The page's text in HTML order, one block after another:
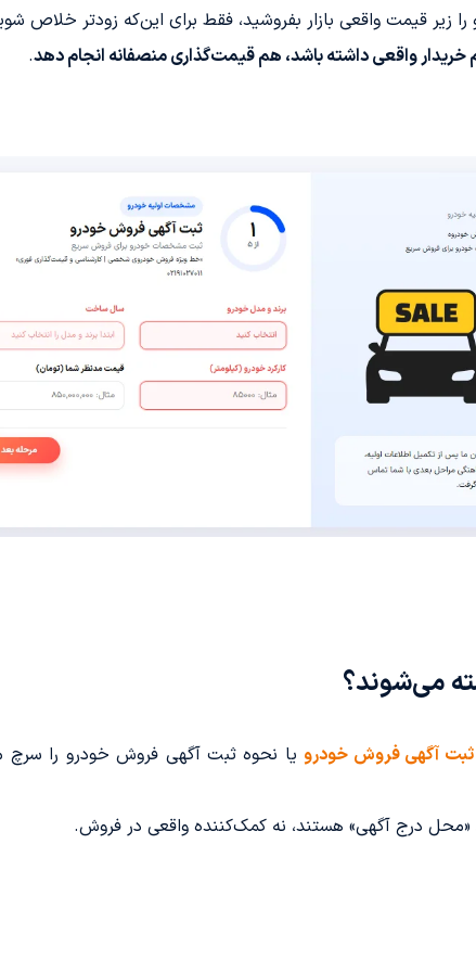
زیر قیمت واقعی بازار بفروشید، فقط برای این‌که زودتر خلاص
خریدار واقعی داشته باشد، هم قیمت‌گذاری منصفانه انجام دهد.
می‌شوند؟
آگهی فروش خودرو یا نحوه ثبت آگهی فروش خودرو را سرچ
درج آگهی» هستند، نه کمک‌کننده واقعی در فروش.